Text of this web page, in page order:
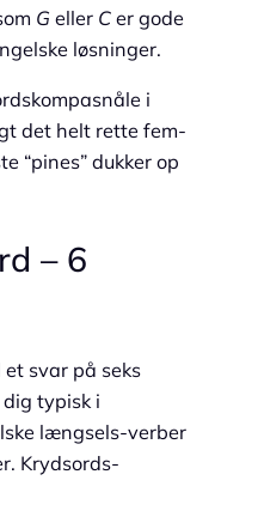
G eller C er gode
løsninger.
i
det helt rette fem-
“pines” dukker op
– 6
et svar på seks
typisk i
længsels-verber
Krydsords­